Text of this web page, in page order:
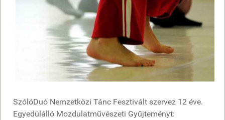
SzólóDuó Nemzetközi Tánc Fesztivált szervez 12 éve.
Egyedülálló Mozdulatművészeti Gyűjteményt: